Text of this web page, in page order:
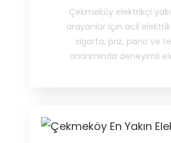
Çekmeköy elektrikçi
arayanlar için acil elektrik
sigorta, priz, pano ve
onarımında deneyimli